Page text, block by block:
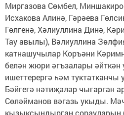
Миргазова Сөмбел,
Исхакова Алинә, Гәрәева
Гөлгенә, Хәлиуллина Динә,
Тау авылы), Вәлиуллина
катнашучылар Коръәни
белән жюри әгъзалары әйткән
ишеттерергә һәм туктатканчы
Бәйгегә нәтиҗәләр чыгарган
Сөләйманов вәгазь укыды.